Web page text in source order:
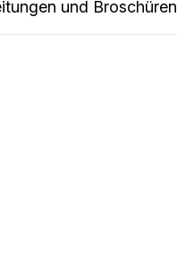
und Broschüren